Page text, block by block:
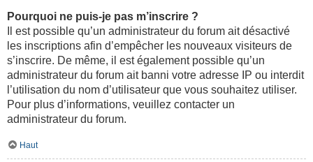
Pourquoi ne puis-je pas m’inscrire ?
Il est possible qu’un administrateur du forum ait désactivé
les inscriptions afin d’empêcher les nouveaux visiteurs de
s’inscrire. De même, il est également possible qu’un
administrateur du forum ait banni votre adresse IP ou interdit
l’utilisation du nom d’utilisateur que vous souhaitez utiliser.
Pour plus d’informations, veuillez contacter un
administrateur du forum.
Haut